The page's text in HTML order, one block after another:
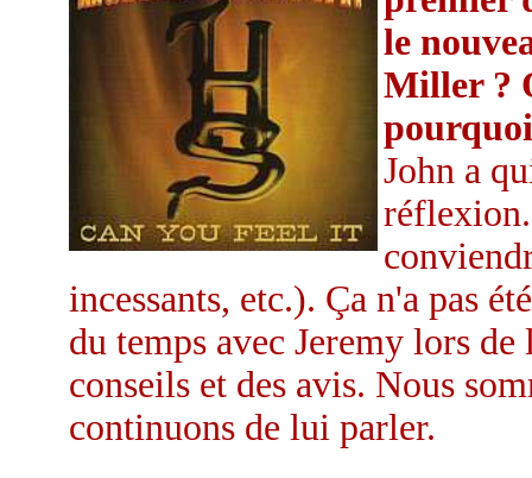
le
Miller ?
John a
incessants, etc.). Ça n'a pas
du temps avec Jeremy lors
conseils et des avis. Nous
continuons de lui parler.